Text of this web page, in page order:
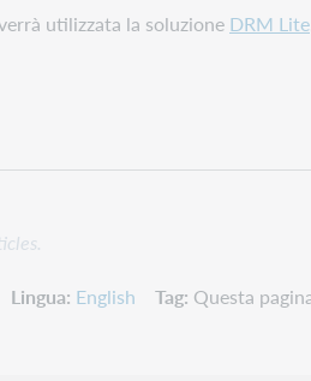
utilizzata la soluzione DRM Lite
Lingua English Tag Questa